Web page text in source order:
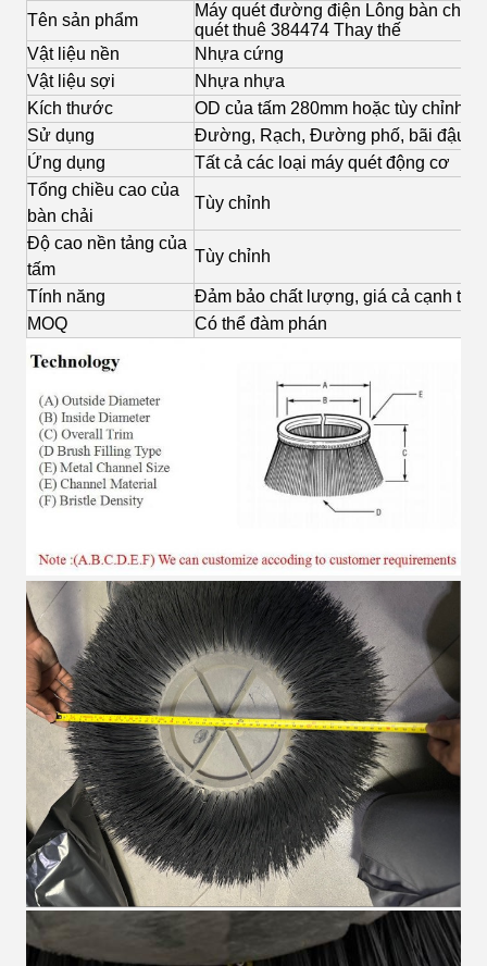
Tên sản phẩm
Máy quét đường điện Lông bàn chải
quét thuê 384474 Thay thế
Vật liệu nền
Nhựa cứng
Vật liệu sợi
Nhựa nhựa
Kích thước
OD của tấm 280mm hoặc tùy chỉnh
Sử dụng
Đường, Rạch, Đường phố, bãi đậu
Ứng dụng
Tất cả các loại máy quét động cơ
Tổng chiều cao của
bàn chải
Tùy chỉnh
Độ cao nền tảng của
tấm
Tùy chỉnh
Tính năng
Đảm bảo chất lượng, giá cả cạnh
MOQ
Có thể đàm phán